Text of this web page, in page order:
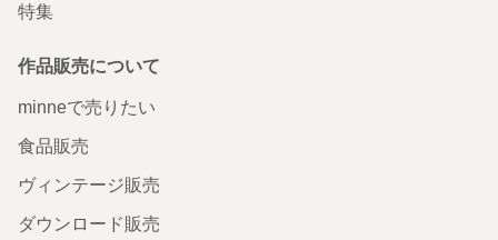
特集
作品販売について
minneで売りたい
食品販売
ヴィンテージ販売
ダウンロード販売